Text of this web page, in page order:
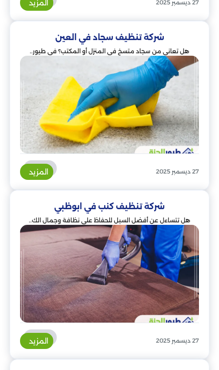
27 ديسمبر 2025 المزيد
شركة تنظيف سجاد في العين
هل تعاني من سجاد متسخ في المنزل أو المكتب؟ في طيور..
27 ديسمبر 2025 المزيد
شركة تنظيف كنب في ابوظبي
هل تتساءل عن أفضل السبل للحفاظ على نظافة وجمال الك..
27 ديسمبر 2025 المزيد